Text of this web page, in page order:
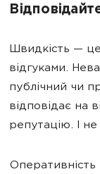
Швидкість —
відгуками.
публічний чи
відповідає на
репутацію. І не
Оперативність